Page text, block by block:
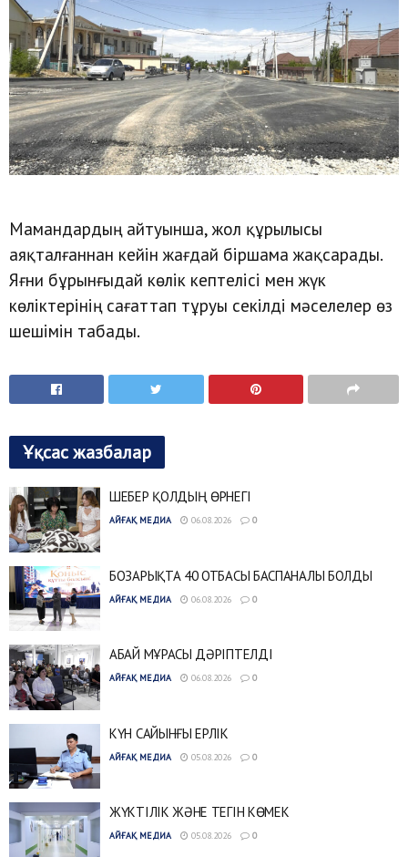
Мамандардың айтуынша, жол құрылысы
аяқталғаннан кейін жағдай біршама жақсарады.
Яғни бұрынғыдай көлік кептелісі мен жүк
көліктерінің сағаттап тұруы секілді мәселелер өз
шешімін табады.
Ұқсас жазбалар
ШЕБЕР ҚОЛДЫҢ ӨРНЕГІ
АЙҒАҚ МЕДИА 06.08.2026 0
БОЗАРЫҚТА 40 ОТБАСЫ БАСПАНАЛЫ БОЛДЫ
АЙҒАҚ МЕДИА 06.08.2026 0
АБАЙ МҰРАСЫ ДӘРІПТЕЛДІ
АЙҒАҚ МЕДИА 06.08.2026 0
КҮН САЙЫНҒЫ ЕРЛІК
АЙҒАҚ МЕДИА 05.08.2026 0
ЖҮКТІЛІК ЖӘНЕ ТЕГІН КӨМЕК
АЙҒАҚ МЕДИА 05.08.2026 0